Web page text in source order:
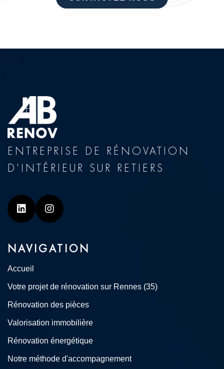
ENTREPRISE DE RÉNOVATION
D'INTÉRIEUR SUR RETIERS
Linkedin Instagram
NAVIGATION
Accueil
Votre projet de rénovation sur Rennes (35)
Rénovation des pièces
Valorisation immobilière
Rénovation énergétique
Notre méthode d'accompagnement